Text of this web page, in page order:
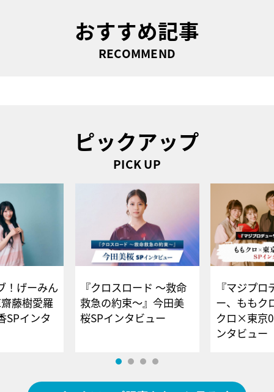
おすすめ記事
RECOMMEND
ピックアップ
PICK UP
！げーみん
藤樹愛羅
SPインタ
『クロスロード ～救命
救急の約束～』今田美
桜SPインタビュー
『マジプロ
ー、ももク
クロ×東京
ンタビュー